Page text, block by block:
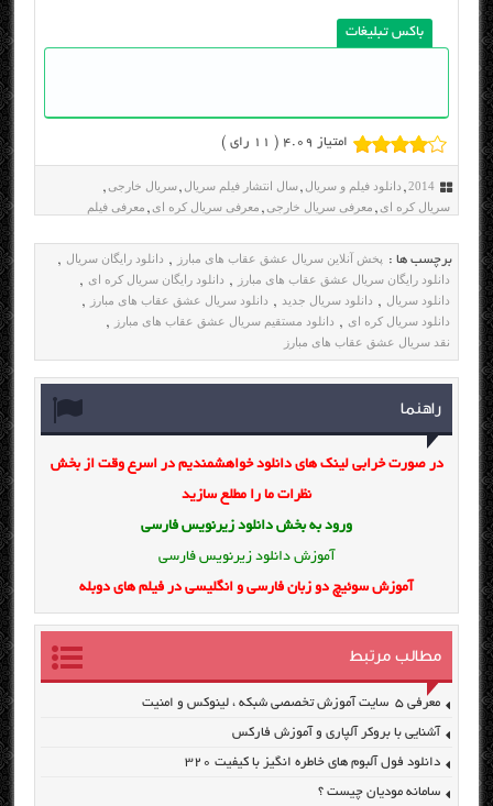
باکس تبلیغات
امتیاز 4.09 ( 11 رای )
2014
, دانلود فیلم و سریال ,سال انتشار فیلم سریال ,سریال خارجی,
سریال کره ای, معرفی سریال خارجی, معرفی سریال کره ای, معرفی فیلم
برچسب ها : پخش آنلاین سریال عشق عقاب های مبارز , دانلود رایگان سریال ,
دانلود رایگان سریال عشق عقاب های مبارز , دانلود رایگان سریال کره ای ,
دانلود سریال , دانلود سریال جدید , دانلود سریال عشق عقاب های مبارز ,
دانلود سریال کره ای , دانلود مستقیم سریال عشق عقاب های مبارز ,
نقد سریال عشق عقاب های مبارز
راهنما
در صورت خرابی لینک های دانلود خواهشمندیم در اسرع وقت از بخش
نظرات ما را مطلع سازید
ورود به بخش دانلود زیرنویس فارسی
آموزش دانلود زیرنویس فارسی
آموزش سوئیچ دو زبان فارسی و انگلیسی در فیلم های دوبله
مطالب مرتبط
معرفی ۵ سایت آموزش تخصصی شبکه ، لینوکس و امنیت
آشنایی با بروکر آلپاری و آموزش فارکس
دانلود فول آلبوم های خاطره انگیز با کیفیت ۳۲۰
سامانه مودیان چیست ؟